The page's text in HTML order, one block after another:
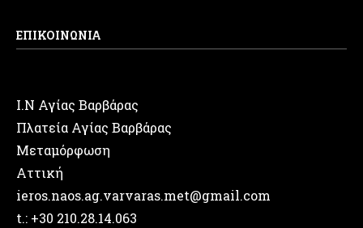
ΕΠΙΚΟΙΝΩΝΙΑ
Ι.Ν Αγίας Βαρβάρας
Πλατεία Αγίας Βαρβάρας
Μεταμόρφωση
Αττική
ieros.naos.ag.varvaras.met@gmail.com
t.: +30 210.28.14.063